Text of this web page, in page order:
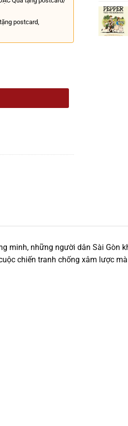
postcard,
Tình Báo H63 Và Những Câu
minh, những người dân Sài Gòn
chiến tranh chống xâm lược